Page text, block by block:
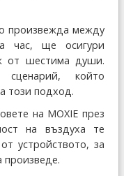
произвежда между
час, ще осигури
от шестима души.
който
този подход.
на MOXIE през
на въздуха те
устройството, за